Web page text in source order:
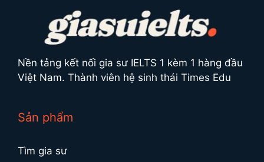
Nền tảng kết nối gia sư IELTS 1 kèm 1 hàng đầu
Việt Nam. Thành viên hệ sinh thái Times Edu
Sản phẩm
Tìm gia sư